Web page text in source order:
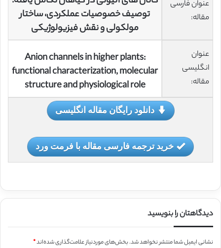
عنوان فارسی
مقاله:
توصیف خصوصیات عملکردی، ساختار
مولکولی و نقش فیزیولوژیکی
عنوان
انگلیسی
مقاله:
Anion channels in higher plants:
functional characterization, molecular
structure and physiological role
دانلود رایگان مقاله انگلیسی
خرید ترجمه فارسی مقاله با فرمت ورد
دیدگاهتان را بنویسید
نشانی ایمیل شما منتشر نخواهد شد.بخش‌های موردنیاز علامت‌گذاری شده‌اند*